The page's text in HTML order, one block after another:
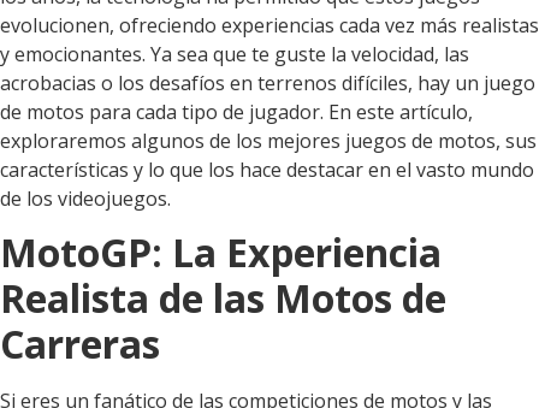
evolucionen, ofreciendo experiencias cada vez más realistas
y emocionantes. Ya sea que te guste la velocidad, las
acrobacias o los desafíos en terrenos difíciles, hay un juego
de motos para cada tipo de jugador. En este artículo,
exploraremos algunos de los mejores juegos de motos, sus
características y lo que los hace destacar en el vasto mundo
de los videojuegos.
MotoGP: La Experiencia
Realista de las Motos de
Carreras
Si eres un fanático de las competiciones de motos y las